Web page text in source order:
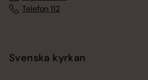
Telefon 112
Svenska kyrkan